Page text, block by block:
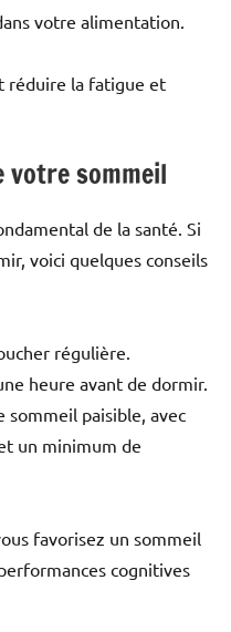
votre alimentation.
réduire la fatigue et
votre sommeil
de la santé. Si
voici quelques conseils
régulière.
heure avant de dormir.
sommeil paisible, avec
un minimum de
favorisez un sommeil
cognitives